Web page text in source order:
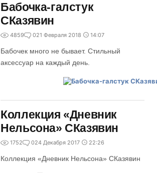
Бабочка-галстук
СКазявин
4859 021 Февраля 2018 14:07
Бабочек много не бывает. Стильный
аксессуар на каждый день.
Коллекция «Дневник
Нельсона» СКазявин
1752 024 Декабря 2017 22:26
Коллекция «Дневник Нельсона» СКазявин